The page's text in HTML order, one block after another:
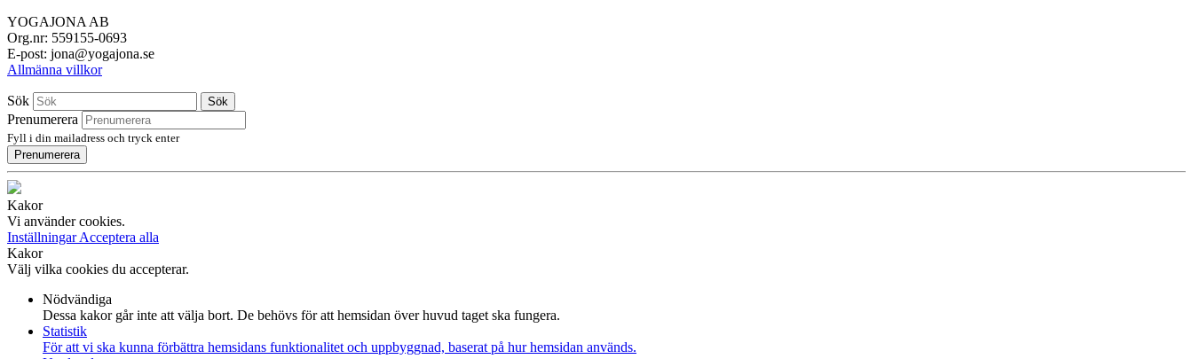
YOGAJONA AB
Org.nr: 559155-0693
E-post: jona@yogajona.se
Allmänna villkor
Sök Sök
Prenumerera
Fyll i din mailadress och tryck enter
Prenumerera
Kakor
Vi använder cookies.
InställningarAcceptera alla
Kakor
Välj vilka cookies du accepterar.
Nödvändiga
Dessa kakor går inte att välja bort. De behövs för att hemsidan över huvud taget ska fungera.
Statistik
För att vi ska kunna förbättra hemsidans funktionalitet och uppbyggnad, baserat på hur hemsidan används.